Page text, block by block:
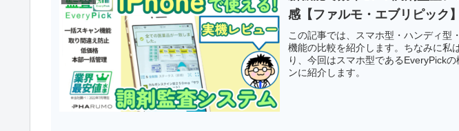
感【ファルモ・エブリピック】
この記事では、スマホ型・ハンディ型
機能の比較を紹介します。ちなみに私
り、今回はスマホ型であるEveryPick
ンに紹介します。